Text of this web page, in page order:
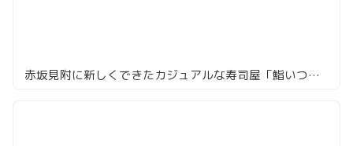
赤坂見附に新しくできたカジュアルな寿司屋「鮨いつみ」